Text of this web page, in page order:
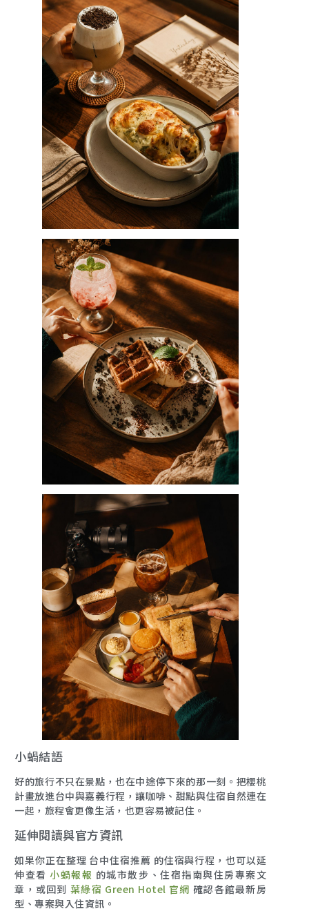
小蝸結語
好的旅行不只在景點，也在中途停下來的那一刻。把櫻桃
計畫放進台中與嘉義行程，讓咖啡、甜點與住宿自然連在
一起，旅程會更像生活，也更容易被記住。
延伸閱讀與官方資訊
如果你正在整理 台中住宿推薦 的住宿與行程，也可以延
伸查看 小蝸報報 的城市散步、住宿指南與住房專案文
章，或回到葉綠宿 Green Hotel 官網 確認各館最新房
型、專案與入住資訊。